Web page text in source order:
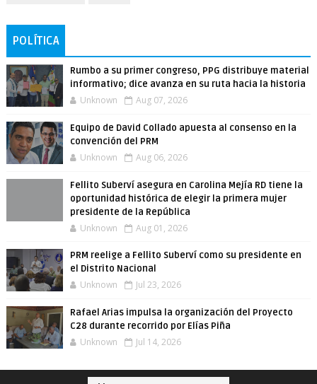
POLÍTICA
Rumbo a su primer congreso, PPG distribuye material
informativo; dice avanza en su ruta hacia la historia
Unknown Aug 07, 2026
Equipo de David Collado apuesta al consenso en la
convención del PRM
Unknown Aug 06, 2026
Fellito Suberví asegura en Carolina Mejía RD tiene la
oportunidad histórica de elegir la primera mujer
presidente de la República
Unknown Aug 01, 2026
PRM reelige a Fellito Suberví como su presidente en
el Distrito Nacional
Unknown Jul 23, 2026
Rafael Arias impulsa la organización del Proyecto
C28 durante recorrido por Elías Piña
Unknown Jul 14, 2026